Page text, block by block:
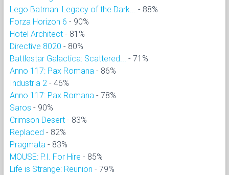
Lego Batman: Legacy of the Dark...
- 88%
Forza Horizon 6 - 90%
Hotel Architect - 81%
Directive 8020 - 80%
Battlestar Galactica: Scattered...
- 71%
Anno 117: Pax Romana - 86%
Industria 2 - 46%
Anno 117: Pax Romana - 78%
Saros - 90%
Crimson Desert - 83%
Replaced - 82%
Pragmata - 83%
MOUSE: P.I. For Hire - 85%
Life is Strange: Reunion - 79%